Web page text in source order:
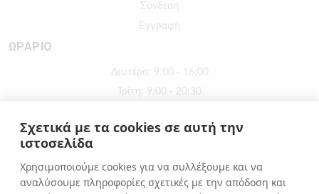
Σύνδεση
Εγγραφή
ΩΡΑΡΙΟ
Δευτέρα: 9:00 - 16:00
Τρίτη: 9:00 - 20:30
Πέμπτη: 9:00 - 20:30
Σάββατο: 9:00 - 16:00
Κυριακή: ΚΛΕΙΣΤΑ
Σχετικά με τα cookies σε αυτή την
ιστοσελίδα
Χρησιμοποιούμε cookies για να συλλέξουμε και να
αναλύσουμε πληροφορίες σχετικές με την απόδοση και